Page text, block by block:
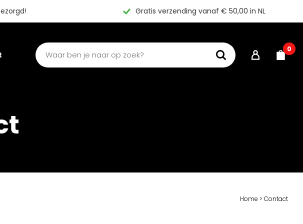
Gratis verzending vanaf € 50,00 in NL
0
Home > Contact